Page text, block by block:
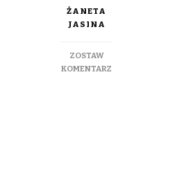
ŻANETA
JASINA
ZOSTAW
KOMENTARZ